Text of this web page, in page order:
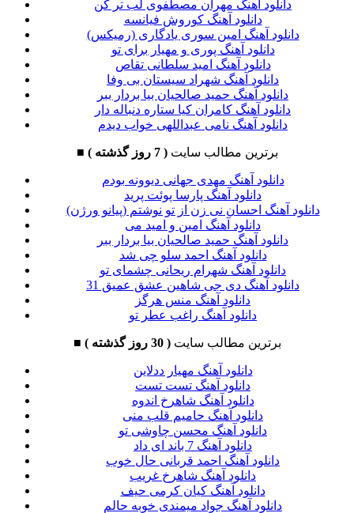
دانلود آهنگ مهران مصطفوی لب تر کن
دانلود آهنگ کوروش فیانسه
دانلود آهنگ امین سوری یادگاری (رمیکس)
دانلود آهنگ پوری و مهیار برای تو
دانلود آهنگ امید سلطانی تقاص
دانلود آهنگ شهراد سیستان بی وفا
دانلود آهنگ حمید صالحیان بیا بردار ببر
دانلود آهنگ کامران کیا ستاره دنباله دار
دانلود آهنگ نامی عبداللهی خواب دیدم
■ برترین مطالب سایت( 7 روز گذشته )
دانلود آهنگ مهدی جهانی دیوونه بودم
دانلود آهنگ پارسا پوئت پرید
دانلود آهنگ احسان نی زن از تو نوشتم (پیانو ورژن)
دانلود آهنگ امین و امید می
دانلود آهنگ حمید صالحیان بیا بردار ببر
دانلود آهنگ احمد سلو چی شد
دانلود آهنگ شهرام ریحانی چشمای تو
دانلود آهنگ دی جی شاهین عشق عمیق 31
دانلود آهنگ منس هرگز
دانلود آهنگ راغب عطر تو
■ برترین مطالب سایت( 30 روز گذشته )
دانلود آهنگ مهیار ددلاین
دانلود آهنگ تست تست
دانلود آهنگ شاهرخ اندوه
دانلود آهنگ حامیم قلب منی
دانلود آهنگ محسن چاوشی تو
دانلود آهنگ 7 باند ای داد
دانلود آهنگ احمد قربانی حال خوب
دانلود آهنگ شاهرخ غریب
دانلود آهنگ کیان کرمی حیف
دانلود آهنگ جواد میمندی خوبه حالم